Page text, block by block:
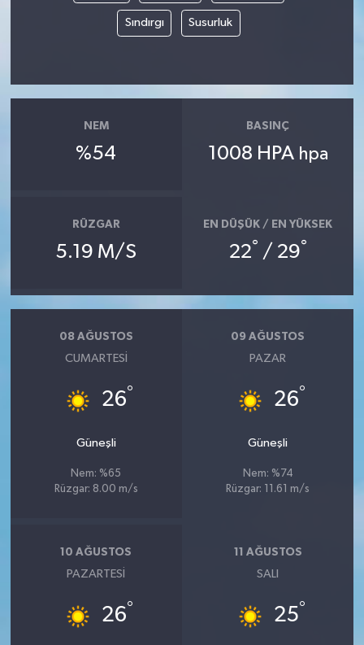
Sındırgı Susurluk
NEM
%54
BASINÇ
1008 HPA hpa
RÜZGAR
5.19 M/S
EN DÜŞÜK / EN YÜKSEK
22° / 29°
08 AĞUSTOS
CUMARTESI
26°
Güneşli
Nem: %65
Rüzgar: 8.00 m/s
09 AĞUSTOS
PAZAR
26°
Güneşli
Nem: %74
Rüzgar: 11.61 m/s
10 AĞUSTOS
PAZARTESI
26°
11 AĞUSTOS
SALI
25°